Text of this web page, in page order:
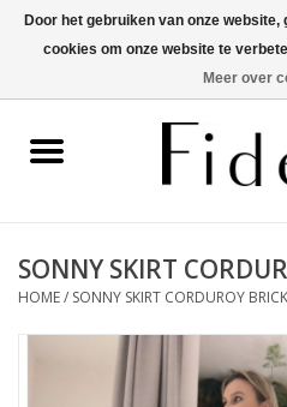
SONNY SKIRT
HOME/ SONNY SKIRT CORDUROY BRICK
Door het gebruiken van onze
cookies om onze website te
Meer over